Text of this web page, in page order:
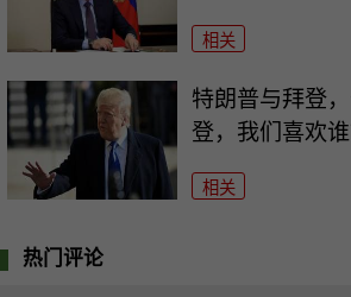
相关
特朗普与拜登
登，我们喜欢谁
相关
热门评论